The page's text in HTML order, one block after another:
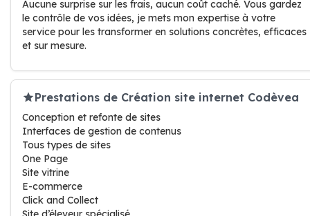
Aucune surprise sur les frais, aucun coût caché. Vous gardez
le contrôle de vos idées, je mets mon expertise à votre
service pour les transformer en solutions concrètes, efficaces
et sur mesure.
Prestations de Création site internet Codèvea
Conception et refonte de sites
Interfaces de gestion de contenus
Tous types de sites
One Page
Site vitrine
E-commerce
Click and Collect